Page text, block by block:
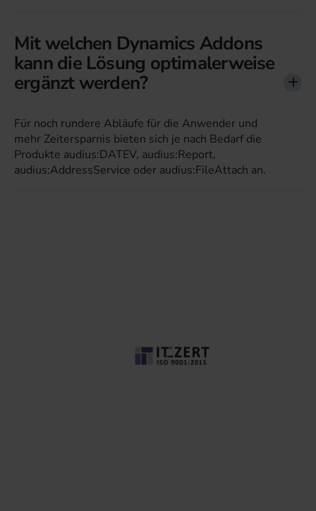
Mit welchen Dynamics Addons
kann die Lösung optimalerweise
ergänzt werden?
Für noch rundere Abläufe für die Anwender und
mehr Zeitersparnis bieten sich je nach Bedarf die
Produkte audius:DATEV, audius:Report,
audius:AddressService oder audius:FileAttach an.